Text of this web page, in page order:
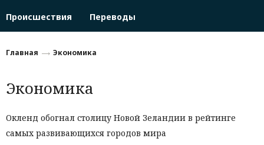
Происшествия Переводы
Главная Экономика
Экономика
Окленд обогнал столицу Новой Зеландии в рейтинге
самых развивающихся городов мира